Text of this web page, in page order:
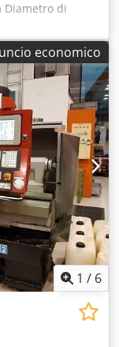
Diametro di
DIN 55026
Seha Velocità
min Potenza del
kg
economico
1 / 6